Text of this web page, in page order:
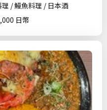
/ 鰻魚料理 / 日本酒
日幣